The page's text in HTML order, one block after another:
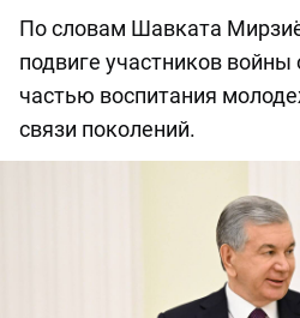
По словам Шавката
подвиге участников войны
частью воспитания
связи поколений.